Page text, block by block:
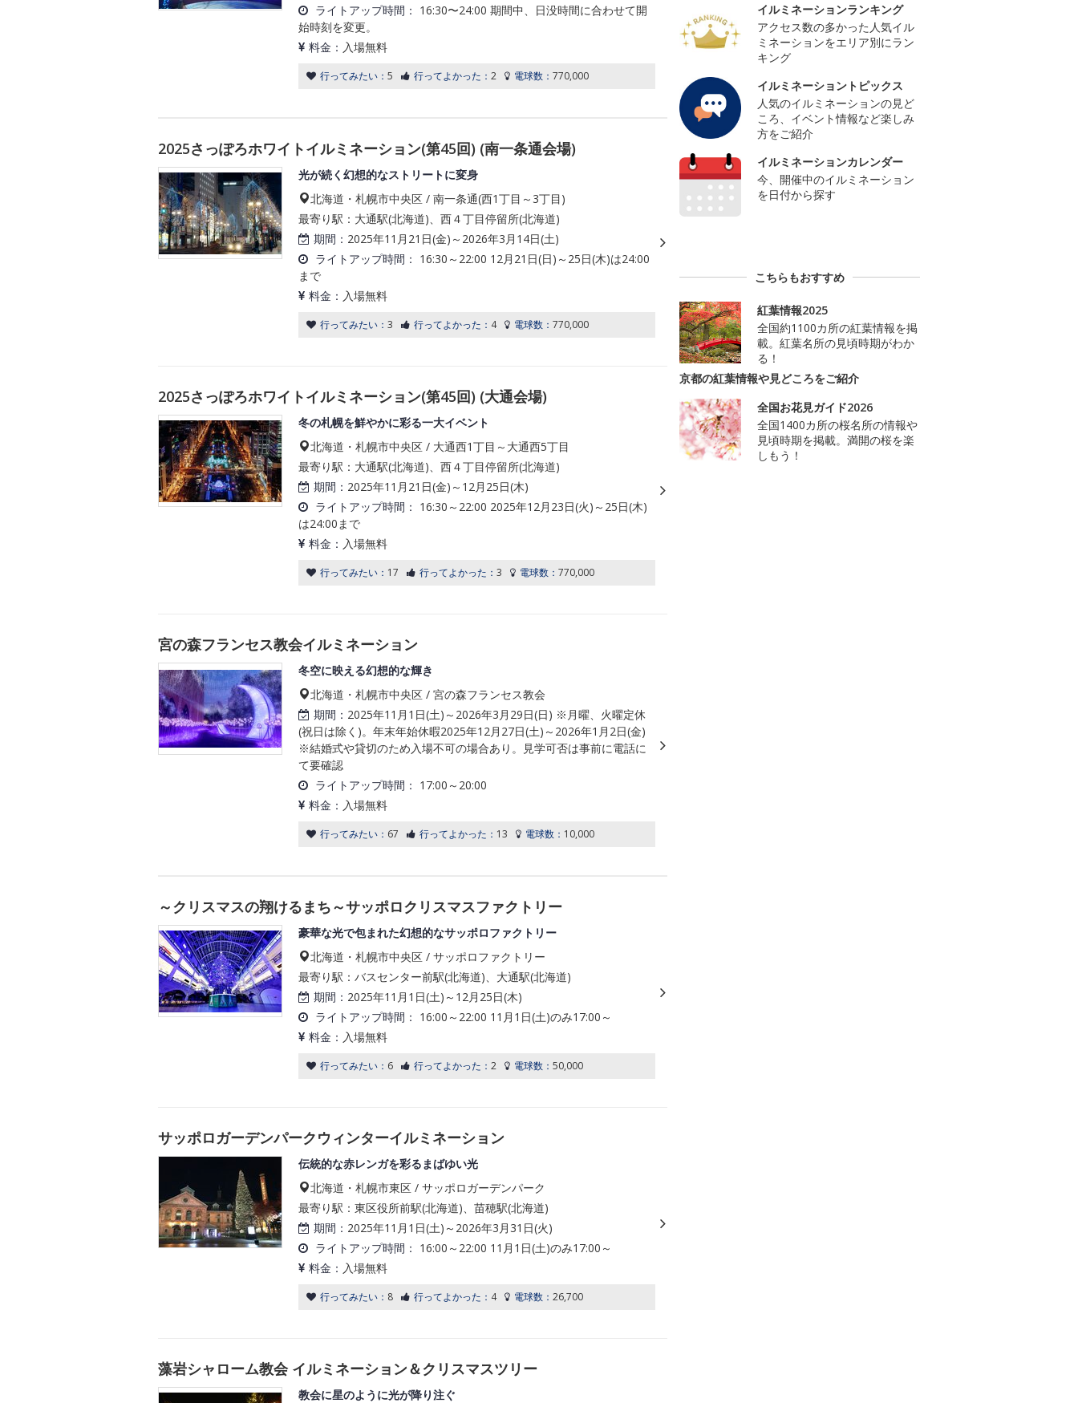
ライトアップ時間： 16:30〜24:00 期間中、日没時間に合わせて開
始時刻を変更。
料金： 入場無料
行ってみたい： 5 行ってよかった： 2 電球数： 770,000
2025さっぽろホワイトイルミネーション(第45回) (南一条通会場)
光が続く幻想的なストリートに変身
北海道・札幌市中央区 / 南一条通(西1丁目～3丁目)
最寄り駅：大通駅(北海道)、西４丁目停留所(北海道)
期間： 2025年11月21日(金)～2026年3月14日(土)
ライトアップ時間： 16:30～22:00 12月21日(日)～25日(木)は24:00
まで
料金： 入場無料
行ってみたい： 3 行ってよかった： 4 電球数： 770,000
2025さっぽろホワイトイルミネーション(第45回) (大通会場)
冬の札幌を鮮やかに彩る一大イベント
北海道・札幌市中央区 / 大通西1丁目～大通西5丁目
最寄り駅：大通駅(北海道)、西４丁目停留所(北海道)
期間： 2025年11月21日(金)～12月25日(木)
ライトアップ時間： 16:30～22:00 2025年12月23日(火)～25日(木)
は24:00まで
料金： 入場無料
行ってみたい： 17 行ってよかった： 3 電球数： 770,000
宮の森フランセス教会イルミネーション
冬空に映える幻想的な輝き
北海道・札幌市中央区 / 宮の森フランセス教会
期間： 2025年11月1日(土)～2026年3月29日(日) ※月曜、火曜定休
(祝日は除く)。年末年始休暇2025年12月27日(土)～2026年1月2日(金)
※結婚式や貸切のため入場不可の場合あり。見学可否は事前に電話に
て要確認
ライトアップ時間： 17:00～20:00
料金： 入場無料
行ってみたい： 67 行ってよかった： 13 電球数： 10,000
～クリスマスの翔けるまち～サッポロクリスマスファクトリー
豪華な光で包まれた幻想的なサッポロファクトリー
北海道・札幌市中央区 / サッポロファクトリー
最寄り駅：バスセンター前駅(北海道)、大通駅(北海道)
期間： 2025年11月1日(土)～12月25日(木)
ライトアップ時間： 16:00～22:00 11月1日(土)のみ17:00～
料金： 入場無料
行ってみたい： 6 行ってよかった： 2 電球数： 50,000
サッポロガーデンパークウィンターイルミネーション
伝統的な赤レンガを彩るまばゆい光
北海道・札幌市東区 / サッポロガーデンパーク
最寄り駅：東区役所前駅(北海道)、苗穂駅(北海道)
期間： 2025年11月1日(土)～2026年3月31日(火)
ライトアップ時間： 16:00～22:00 11月1日(土)のみ17:00～
料金： 入場無料
行ってみたい： 8 行ってよかった： 4 電球数： 26,700
藻岩シャローム教会 イルミネーション＆クリスマスツリー
教会に星のように光が降り注ぐ
イルミネーションランキング
アクセス数の多かった人気イル
ミネーションをエリア別にラン
キング
イルミネーショントピックス
人気のイルミネーションの見ど
ころ、イベント情報など楽しみ
方をご紹介
イルミネーションカレンダー
今、開催中のイルミネーション
を日付から探す
こちらもおすすめ
紅葉情報2025
全国約1100カ所の紅葉情報を掲
載。紅葉名所の見頃時期がわか
る！
京都の紅葉情報や見どころをご紹介
全国お花見ガイド2026
全国1400カ所の桜名所の情報や
見頃時期を掲載。満開の桜を楽
しもう！